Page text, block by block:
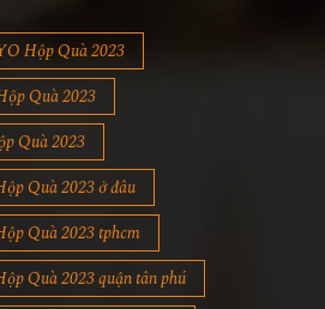
Hộp Quà 2023
Quà 2023
Quà 2023
Quà 2023 ở đâu
Quà 2023 tphcm
Quà 2023 quận tân phú